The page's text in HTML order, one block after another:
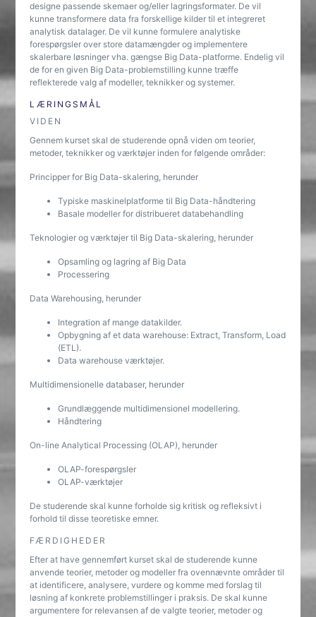
designe passende skemaer og/eller lagringsformater. De vil
kunne transformere data fra forskellige kilder til et integreret
analytisk datalager. De vil kunne formulere analytiske
forespørgsler over store datamængder og implementere
skalerbare løsninger vha. gængse Big Data-platforme. Endelig vil
de for en given Big Data-problemstilling kunne træffe
reflekterede valg af modeller, teknikker og systemer.
LÆRINGSMÅL
VIDEN
Gennem kurset skal de studerende opnå viden om teorier,
metoder, teknikker og værktøjer inden for følgende områder:
Principper for Big Data-skalering, herunder
Typiske maskinelplatforme til Big Data-håndtering
Basale modeller for distribueret databehandling
Teknologier og værktøjer til Big Data-skalering, herunder
Opsamling og lagring af Big Data
Processering
Data Warehousing, herunder
Integration af mange datakilder.
Opbygning af et data warehouse: Extract, Transform, Load
(ETL).
Data warehouse værktøjer.
Multidimensionelle databaser, herunder
Grundlæggende multidimensionel modellering.
Håndtering
On-line Analytical Processing (OLAP), herunder
OLAP-forespørgsler
OLAP-værktøjer
De studerende skal kunne forholde sig kritisk og refleksivt i
forhold til disse teoretiske emner.
FÆRDIGHEDER
Efter at have gennemført kurset skal de studerende kunne
anvende teorier, metoder og modeller fra ovennævnte områder til
at identificere, analysere, vurdere og komme med forslag til
løsning af konkrete problemstillinger i praksis. De skal kunne
argumentere for relevansen af de valgte teorier, metoder og